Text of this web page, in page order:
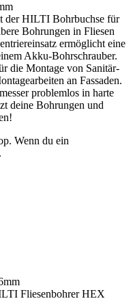
HILTI Bohrbuchse für
Bohrungen in Fliesen
ermöglicht eine
Akku-Bohrschrauber.
die Montage von Sanitär-
an Fassaden.
problemlos in harte
deine Bohrungen und
Wenn du ein
Fliesenbohrer HEX